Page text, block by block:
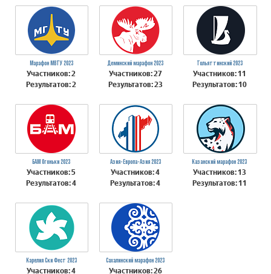
Марафон МВТУ 2023
Участников: 2
Результатов: 2
Деминский марафон 2023
Участников: 27
Результатов: 23
Тольяттинский 2023
Участников: 11
Результатов: 10
БАМ Огоньки 2023
Участников: 5
Результатов: 4
Азия-Европа-Азия 2023
Участников: 4
Результатов: 4
Казанский марафон 2023
Участников: 13
Результатов: 11
Карелия Ски Фест 2023
Участников: 4
Сахалинский марафон 2023
Участников: 26